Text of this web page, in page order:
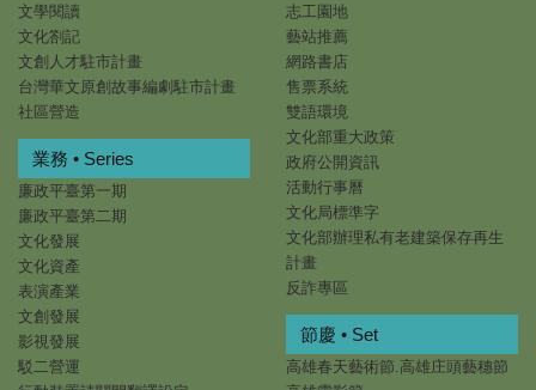
文學閱讀
文化劄記
文創人才駐市計畫
台灣華文原創故事編劇駐市計畫
社區營造
志工園地
藝站推薦
網路書店
售票系統
雙語環境
文化部重大政策
政府公開資訊
活動行事曆
文化局標準字
文化部辦理私有老建築保存再生
計畫
反詐專區
業務 • Series
廉政平臺第一期
廉政平臺第二期
文化發展
文化資產
表演產業
文創發展
影視發展
駁二營運
節慶 • Set
高雄春天藝術節.高雄庄頭藝穗節